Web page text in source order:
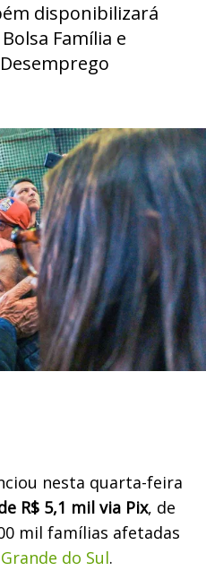
disponibilizará
Família e
nesta quarta-feira
R$ 5,1 mil via Pix, de
mil famílias afetadas
do Sul.